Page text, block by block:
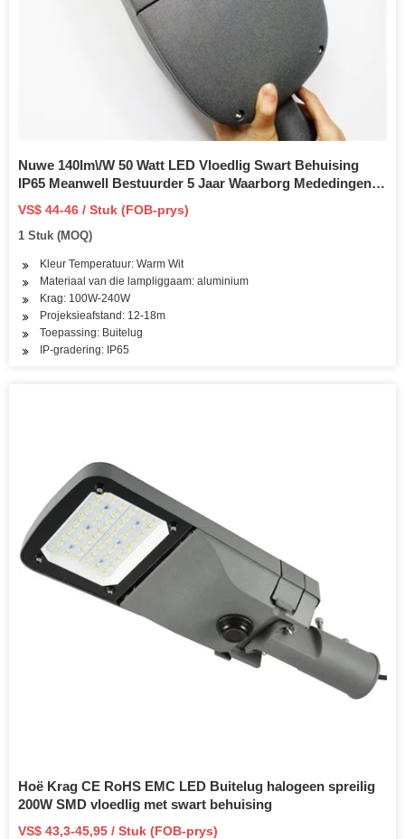
Nuwe 140lm\/W 50 Watt LED Vloedlig Swart Behuising
IP65 Meanwell Bestuurder 5 Jaar Waarborg Mededingende
prys Buitereflektor Beligting
VS$ 44-46 / Stuk (FOB-prys)
1 Stuk (MOQ)
Kleur Temperatuur: Warm Wit
Materiaal van die lampliggaam: aluminium
Krag: 100W-240W
Projeksieafstand: 12-18m
Toepassing: Buitelug
IP-gradering: IP65
Hoë Krag CE RoHS EMC LED Buitelug halogeen spreilig
200W SMD vloedlig met swart behuising
VS$ 43,3-45,95 / Stuk (FOB-prys)